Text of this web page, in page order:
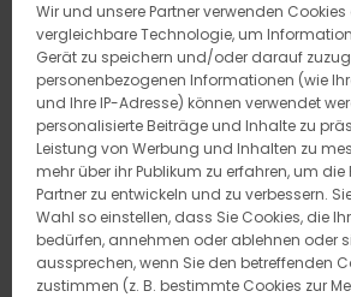
Wir und unsere Partner verwenden Cookies
vergleichbare Technologie, um
Gerät zu speichern und/oder darauf
personenbezogenen Informationen (wie
und Ihre IP-Adresse) können verwendet
personalisierte Beiträge und Inhalte zu
Leistung von Werbung und Inhalten zu
mehr über ihr Publikum zu erfahren, um die
Partner zu entwickeln und zu verbessern.
Wahl so einstellen, dass Sie Cookies, die
bedürfen, annehmen oder ablehnen oder
aussprechen, wenn Sie den betreffenden
zustimmen (z. B. bestimmte Cookies zur